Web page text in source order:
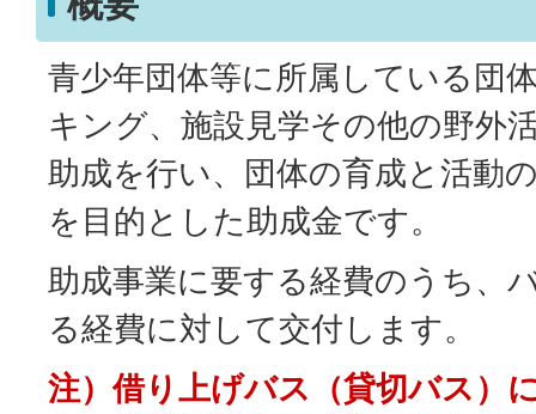
青少年団体等に所属している団
キング、施設見学その他の野外
助成を行い、団体の育成と活動
を目的とした助成金です。
助成事業に要する経費のうち、
る経費に対して交付します。
注）借り上げバス（貸切バス）